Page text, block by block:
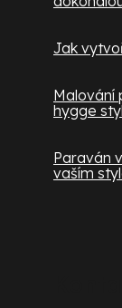
Jak
Malování
hygge
Paraván
vaším